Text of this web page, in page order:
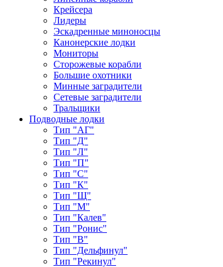
Крейсера
Лидеры
Эскадренные миноносцы
Канонерские лодки
Мониторы
Сторожевые корабли
Большие охотники
Минные заградители
Сетевые заградители
Тральщики
Подводные лодки
Тип "АГ"
Тип "Д"
Тип "Л"
Тип "П"
Тип "С"
Тип "К"
Тип "Щ"
Тип "М"
Тип "Калев"
Тип "Ронис"
Тип "В"
Тип "Дельфинул"
Тип "Рекинул"